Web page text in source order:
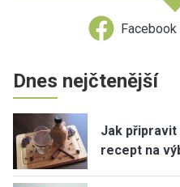
Facebook
Dnes nejčtenější
Jak připravit
recept na